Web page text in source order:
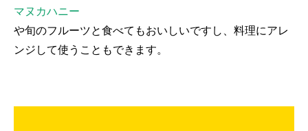
マヌカハニー
や旬のフルーツと食べてもおいしいですし、料理にアレ
ンジして使うこともできます。